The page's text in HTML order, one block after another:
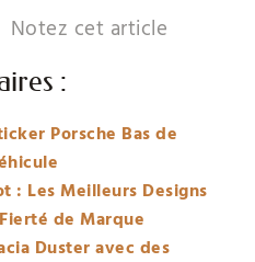
Notez cet article
:
Porsche Bas de
: Les Meilleurs Designs
de Marque
Duster avec des